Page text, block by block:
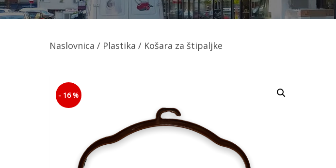
Naslovnica / Plastika / Košara za štipaljke
- 16 %